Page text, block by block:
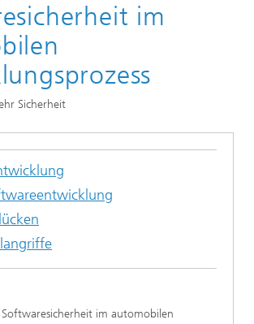
IT-Sicherheit
im
Sicherheit
im automobilen